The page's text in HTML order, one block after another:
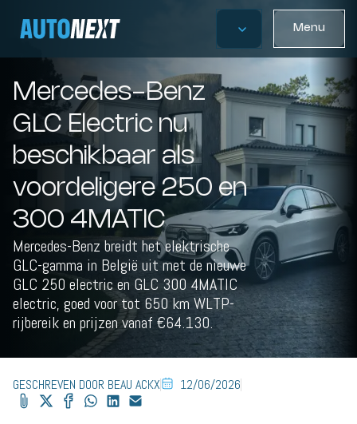
Menu
Mercedes-Benz
GLC Electric nu
beschikbaar als
voordeligere 250 en
300 4MATIC
Mercedes-Benz breidt het elektrische
GLC-gamma in België uit met de nieuwe
GLC 250 electric en GLC 300 4MATIC
electric, goed voor tot 650 km WLTP-
rijbereik en prijzen vanaf €64.130.
GESCHREVEN DOOR BEAU ACKX 12/06/2026